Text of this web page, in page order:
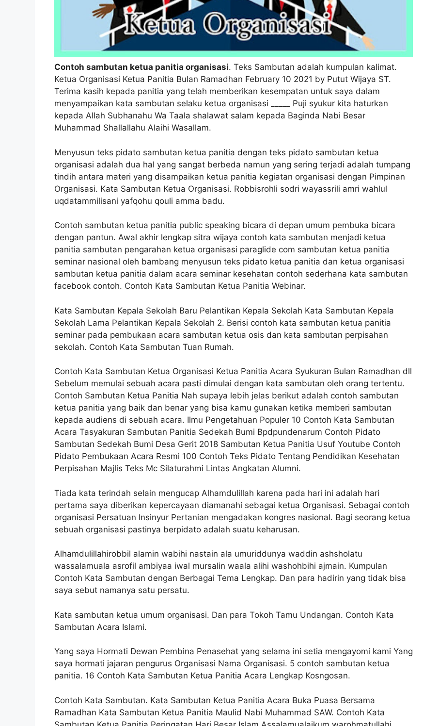
Contoh sambutan ketua panitia organisasi. Teks Sambutan adalah kumpulan kalimat.
Ketua Organisasi Ketua Panitia Bulan Ramadhan February 10 2021 by Putut Wijaya ST.
Terima kasih kepada panitia yang telah memberikan kesempatan untuk saya dalam
menyampaikan kata sambutan selaku ketua organisasi _____ Puji syukur kita haturkan
kepada Allah Subhanahu Wa Taala shalawat salam kepada Baginda Nabi Besar
Muhammad Shallallahu Alaihi Wasallam.
Menyusun teks pidato sambutan ketua panitia dengan teks pidato sambutan ketua
organisasi adalah dua hal yang sangat berbeda namun yang sering terjadi adalah tumpang
tindih antara materi yang disampaikan ketua panitia kegiatan organisasi dengan Pimpinan
Organisasi. Kata Sambutan Ketua Organisasi. Robbisrohli sodri wayassrili amri wahlul
uqdatammilisani yafqohu qouli amma badu.
Contoh sambutan ketua panitia public speaking bicara di depan umum pembuka bicara
dengan pantun. Awal akhir lengkap sitra wijaya contoh kata sambutan menjadi ketua
panitia sambutan pengarahan ketua organisasi paraglide com sambutan ketua panitia
seminar nasional oleh bambang menyusun teks pidato ketua panitia dan ketua organisasi
sambutan ketua panitia dalam acara seminar kesehatan contoh sederhana kata sambutan
facebook contoh. Contoh Kata Sambutan Ketua Panitia Webinar.
Kata Sambutan Kepala Sekolah Baru Pelantikan Kepala Sekolah Kata Sambutan Kepala
Sekolah Lama Pelantikan Kepala Sekolah 2. Berisi contoh kata sambutan ketua panitia
seminar pada pembukaan acara sambutan ketua osis dan kata sambutan perpisahan
sekolah. Contoh Kata Sambutan Tuan Rumah.
Contoh Kata Sambutan Ketua Organisasi Ketua Panitia Acara Syukuran Bulan Ramadhan dll
Sebelum memulai sebuah acara pasti dimulai dengan kata sambutan oleh orang tertentu.
Contoh Sambutan Ketua Panitia Nah supaya lebih jelas berikut adalah contoh sambutan
ketua panitia yang baik dan benar yang bisa kamu gunakan ketika memberi sambutan
kepada audiens di sebuah acara. Ilmu Pengetahuan Populer 10 Contoh Kata Sambutan
Acara Tasyakuran Sambutan Panitia Sedekah Bumi Bpdpundenarum Contoh Pidato
Sambutan Sedekah Bumi Desa Gerit 2018 Sambutan Ketua Panitia Usuf Youtube Contoh
Pidato Pembukaan Acara Resmi 100 Contoh Teks Pidato Tentang Pendidikan Kesehatan
Perpisahan Majlis Teks Mc Silaturahmi Lintas Angkatan Alumni.
Tiada kata terindah selain mengucap Alhamdulillah karena pada hari ini adalah hari
pertama saya diberikan kepercayaan diamanahi sebagai ketua Organisasi. Sebagai contoh
organisasi Persatuan Insinyur Pertanian mengadakan kongres nasional. Bagi seorang ketua
sebuah organisasi pastinya berpidato adalah suatu keharusan.
Alhamdulillahirobbil alamin wabihi nastain ala umuriddunya waddin ashsholatu
wassalamuala asrofil ambiyaa iwal mursalin waala alihi washohbihi ajmain. Kumpulan
Contoh Kata Sambutan dengan Berbagai Tema Lengkap. Dan para hadirin yang tidak bisa
saya sebut namanya satu persatu.
Kata sambutan ketua umum organisasi. Dan para Tokoh Tamu Undangan. Contoh Kata
Sambutan Acara Islami.
Yang saya Hormati Dewan Pembina Penasehat yang selama ini setia mengayomi kami Yang
saya hormati jajaran pengurus Organisasi Nama Organisasi. 5 contoh sambutan ketua
panitia. 16 Contoh Kata Sambutan Ketua Panitia Acara Lengkap Kosngosan.
Contoh Kata Sambutan. Kata Sambutan Ketua Panitia Acara Buka Puasa Bersama
Ramadhan Kata Sambutan Ketua Panitia Maulid Nabi Muhammad SAW. Contoh Kata